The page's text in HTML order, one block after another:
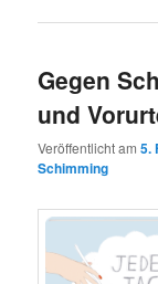
Gegen
und
Veröffentlicht am5.
Schimming